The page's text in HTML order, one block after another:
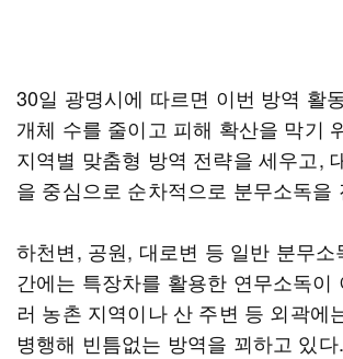
30일 광명시에 따르면 이번 방역 활
개체 수를 줄이고 피해 확산을 막기
지역별 맞춤형 방역 전략을 세우고,
을 중심으로 순차적으로 분무소독을
하천변, 공원, 대로변 등 일반 분무소
간에는 특장차를 활용한 연무소독이
러 농촌 지역이나 산 주변 등 외곽에
병행해 빈틈없는 방역을 꾀하고 있다.